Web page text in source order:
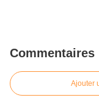
Commentaires
Ajouter